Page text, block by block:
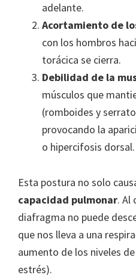
adelante.
Acortamiento de
con los hombros
torácica se cierra.
Debilidad de la
músculos que
(romboides y
provocando la
o hipercifosis dorsal.
Esta postura no solo
capacidad pulmonar. Al
diafragma no puede
que nos lleva a una
aumento de los niveles
estrés).